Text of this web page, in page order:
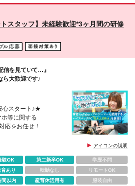
院、神⼾三宮院、京都駅前院） ◇東海・九
円（みなし残業代⽉22時間分／⽉3万2500
） ※みなし残業代の時間超過分は別途支給
東野田町2-9-15 山佐ビル4F 【京都駅前
市下京区烏丸通七条下る東塩小路町720番地
7 第13岡部ビル7階 ＼オープニング募
】※26年6月15日開院！ ⇒開院までは東京の
クで研修 横浜市西区高島2-14-11 横浜新都市
私」を叶えながら、理想のライフスタイルを手にした
スタッフ】未経験歓迎*3ヶ月間の研修
信を見ていて…』
ら大歓迎です♪
心スタート♪★
等に関する
応をお任せ！
心に活躍中！
アイコンの説明
験OK 第二新卒OK
学歴不問
あり 転勤なし
リモートOK
間以内 産育休活用有
服装自由